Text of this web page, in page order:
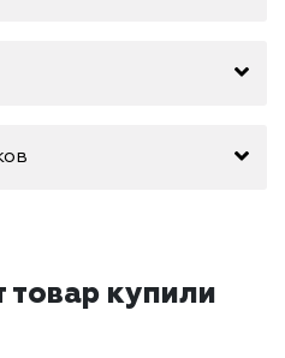
товар купили